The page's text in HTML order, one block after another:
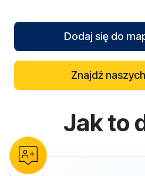
Dodaj się do
Znajdź
reCAPTCHA verification
Jak to